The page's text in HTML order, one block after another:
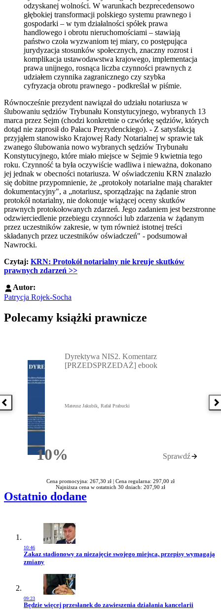
odzyskanej wolności. W warunkach bezprecedensowo
głębokiej transformacji polskiego systemu prawnego i
gospodarki – w tym działalności spółek prawa
handlowego i obrotu nieruchomościami – stawiają
państwo czoła wyzwaniom tej miary, co postępująca
jurydyzacja stosunków społecznych, znaczny rozrost i
komplikacja ustawodawstwa krajowego, implementacja
prawa unijnego, rosnąca liczba czynności prawnych z
udziałem czynnika zagranicznego czy szybka
cyfryzacja obrotu prawnego - podkreślał w piśmie.
Równocześnie prezydent nawiązał do udziału notariusza w
ślubowaniu sędziów Trybunału Konstytucyjnego, wybranych 13
marca przez Sejm (chodzi konkretnie o czwórkę sędziów, których
dotąd nie zaprosił do Pałacu Prezydenckiego). - Z satysfakcją
przyjąłem stanowisko Krajowej Rady Notarialnej w sprawie tak
zwanego ślubowania nowo wybranych sędziów Trybunału
Konstytucyjnego, które miało miejsce w Sejmie 9 kwietnia tego
roku. Czynność ta była oczywiście wadliwa i nieważna, dokonano
jej jednak w obecności notariusza. W oświadczeniu KRN znalazło
się dobitne przypomnienie, że „protokoły notarialne mają charakter
dokumentacyjny", a „notariusz, sporządzając na żądanie stron
protokół notarialny, nie dokonuje wiążącej oceny skutków
prawnych protokołowanych zdarzeń. Jego zadaniem jest bezstronne
odzwierciedlenie przebiegu czynności lub zdarzenia w żądanym
przez uczestników zakresie, w tym również istotnej treści
składanych przez uczestników oświadczeń" - podsumował
Nawrocki.
Czytaj: KRN: Protokół notarialny nie kreuje skutków
prawnych zdarzeń >>
Autor:
Patrycja Rojek-Socha
Polecamy książki prawnicze
Poprzednia książka
10%Rabatu
Dyrektywa NIS2. Komentarz
[PRZEDSPRZEDAŻ] ebook
Mateusz Jakubik, Rafał Prabucki
Sprawdź
Cena promocyjna: 267,30 zł | Cena regularna: 297,00 zł
Najniższa cena w ostatnich 30 dniach: 207,90 zł
Ostatnio dodane
10:46
Przejdź do artykułu:
Zakaz stadionowy za niezajęcie swojego miejsca, przepisy wymagają
zmiany
09:23
Przejdź do artykułu:
Będzie więcej przesłanek do zawieszenia działania kancelarii